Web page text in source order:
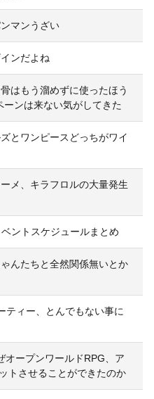
マンうざい
ンだよね
はもう溜めずに使ったほう
ンは来ない気がしてきた
とワンピースどっちがワイ
メ、キラフロルの大量発生
ントスケジュールまとめ
んたちと全然関係無いとか
ティー、とんでもない事に
オープンワールドRPG、ア
トさせることができたのか